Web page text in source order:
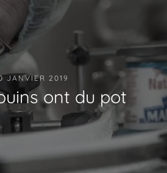
JANVIER 2019
ont du pot